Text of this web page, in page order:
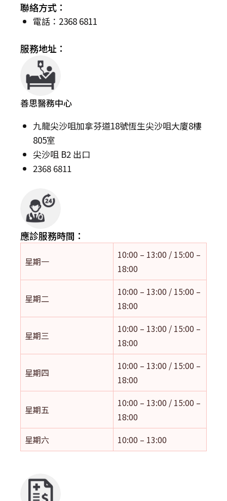
聯絡方式：
電話：2368 6811
服務地址：
善思醫務中心
九龍尖沙咀加拿芬道18號恆生尖沙咀大廈8樓
805室
尖沙咀 B2 出口
2368 6811
應診服務時間：
星期一
10:00 – 13:00 / 15:00 –
18:00
星期二
10:00 – 13:00 / 15:00 –
18:00
星期三
10:00 – 13:00 / 15:00 –
18:00
星期四
10:00 – 13:00 / 15:00 –
18:00
星期五
10:00 – 13:00 / 15:00 –
18:00
星期六
10:00 – 13:00